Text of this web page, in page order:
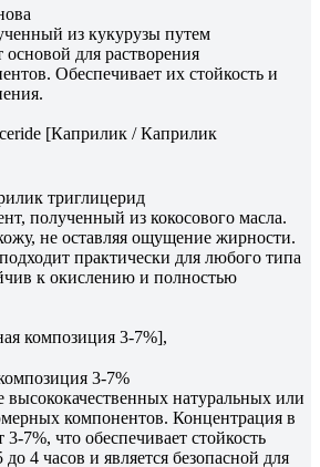
из кукурузы путем
для растворения
Обеспечивает их стойкость и
[Каприлик / Каприлик
триглицерид
полученный из кокосового масла.
не оставляя ощущение жирности.
практически для любого типа
к окислению и полностью
композиция 3-7%],
3-7%
высококачественных натуральных или
компонентов. Концентрация в
3-7%, что обеспечивает стойкость
4 часов и является безопасной для